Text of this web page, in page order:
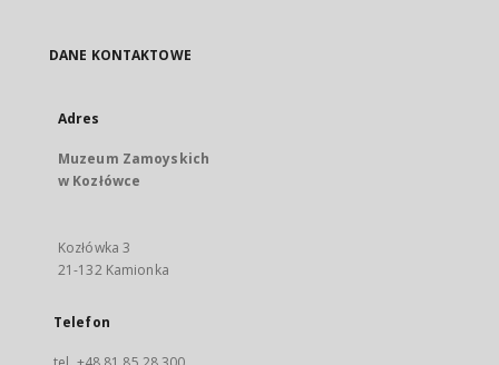
DANE KONTAKTOWE
Adres
Muzeum Zamoyskich
w Kozłówce
Kozłówka 3
21-132 Kamionka
Telefon